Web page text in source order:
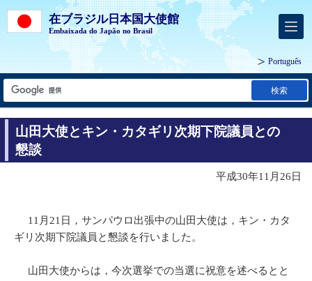
在ブラジル日本国大使館
Embaixada do Japão no Brasil
Português
検索
山田大使とキン・カタギリ次期下院議員との
懇談
平成30年11月26日
11月21日，サンパウロ出張中の山田大使は，キン・カタ
ギリ次期下院議員と懇談を行いました。
山田大使からは，今次選挙での当選に祝意を述べるとと